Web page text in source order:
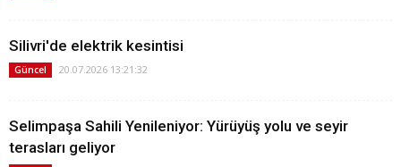
Silivri'de elektrik kesintisi
Güncel 20.07.2026 13:21:32
Selimpaşa Sahili Yenileniyor: Yürüyüş yolu ve seyir
terasları geliyor